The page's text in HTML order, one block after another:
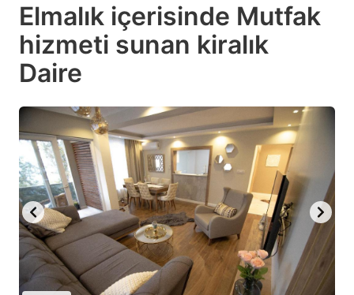
Elmalık içerisinde Mutfak
hizmeti sunan kiralık
Daire